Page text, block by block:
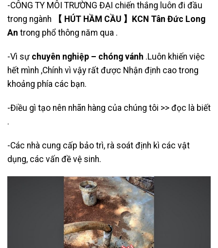
-CÔNG TY MÔI TRƯỜNG ĐẠI chiến thắng luôn đi đầu
trong ngành
【 HÚT HẦM CẦU 】KCN Tân Đức Long
An trong phổ thông năm qua .
-Vì sự chuyên nghiệp – chóng vánh .Luôn khiến việc
hết mình ,Chính vì vậy rất được Nhận định cao trong
khoảng phía các bạn.
-Điều gì tạo nên nhãn hàng của chúng tôi >> đọc là biết
.
-Các nhà cung cấp bảo trì, rà soát định kì các vật
dụng, các vấn đề vệ sinh.